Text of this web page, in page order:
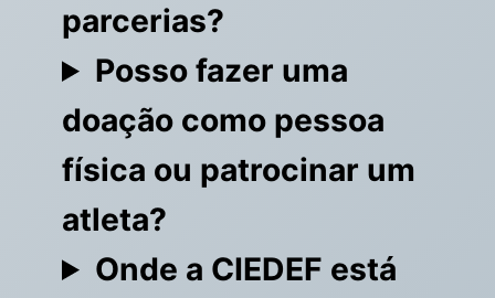
parcerias?
Posso fazer uma
doação como pessoa
física ou patrocinar um
atleta?
Onde a CIEDEF está